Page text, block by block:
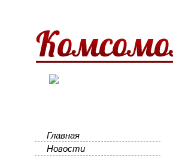
Главная
Новости